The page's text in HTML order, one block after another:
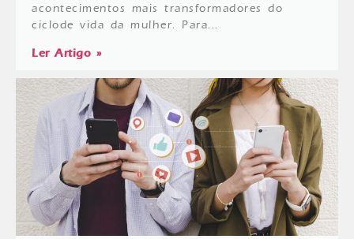
acontecimentos mais transformadores do
ciclode vida da mulher. Para...
Ler Artigo »